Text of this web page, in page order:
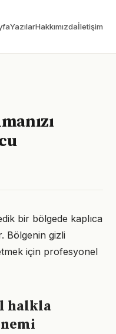
YazılarHakkımızdaİletişim
bir bölgede kaplıca
Bölgenin gizli
için profesyonel
halkla